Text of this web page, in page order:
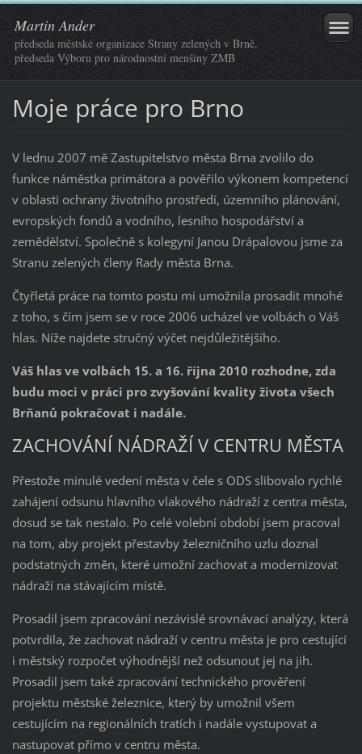
Martin Ander
předseda městské organizace Strany zelených v Brně,
předseda Výboru pro národnostní menšiny ZMB
Moje práce pro Brno
V lednu 2007 mě Zastupitelstvo města Brna zvolilo do
funkce náměstka primátora a pověřilo výkonem kompetencí
v oblasti ochrany životního prostředí, územního plánování,
evropských fondů a vodního, lesního hospodářství a
zemědělství. Společně s kolegyní Janou Drápalovou jsme za
Stranu zelených členy Rady města Brna.
Čtyřletá práce na tomto postu mi umožnila prosadit mnohé
z toho, s čím jsem se v roce 2006 ucházel ve volbách o Váš
hlas. Níže najdete stručný výčet nejdůležitějšího.
Váš hlas ve volbách 15. a 16. října 2010 rozhodne, zda
budu moci v práci pro zvyšování kvality života všech
Brňanů pokračovat i nadále.
ZACHOVÁNÍ NÁDRAŽÍ V CENTRU MĚSTA
Přestože minulé vedení města v čele s ODS slibovalo rychlé
zahájení odsunu hlavního vlakového nádraží z centra města,
dosud se tak nestalo. Po celé volební období jsem pracoval
na tom, aby projekt přestavby železničního uzlu doznal
podstatných změn, které umožní zachovat a modernizovat
nádraží na stávajícím místě.
Prosadil jsem zpracování nezávislé srovnávací analýzy, která
potvrdila, že zachovat nádraží v centru města je pro cestující
i městský rozpočet výhodnější než odsunout jej na jih.
Prosadil jsem také zpracování technického prověření
projektu městské železnice, který by umožnil všem
cestujícím na regionálních tratích i nadále vystupovat a
nastupovat přímo v centru města.